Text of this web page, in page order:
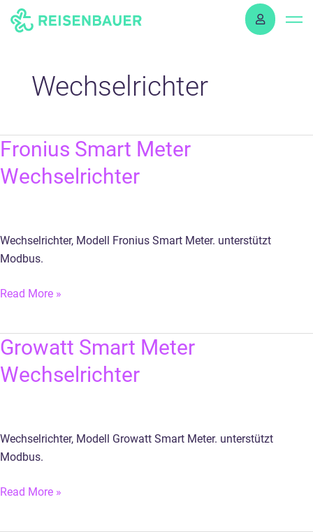
Skip
content
Wechselrichter
Fronius Smart Meter
Wechselrichter
Wechselrichter, Modell Fronius Smart Meter. unterstützt
Modbus.
Fronius
Meter
Read More »
Growatt Smart Meter
Wechselrichter
Wechselrichter, Modell Growatt Smart Meter. unterstützt
Modbus.
Growatt
Meter
Read More »